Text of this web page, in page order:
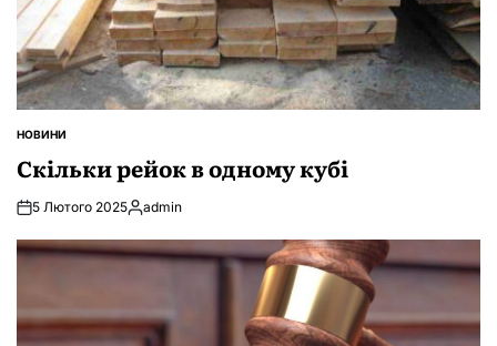
ОПУБЛІКУВАТИ
НОВИНИ
Скільки рейок в одному кубі
5 Лютого 2025Опубліковано
admin